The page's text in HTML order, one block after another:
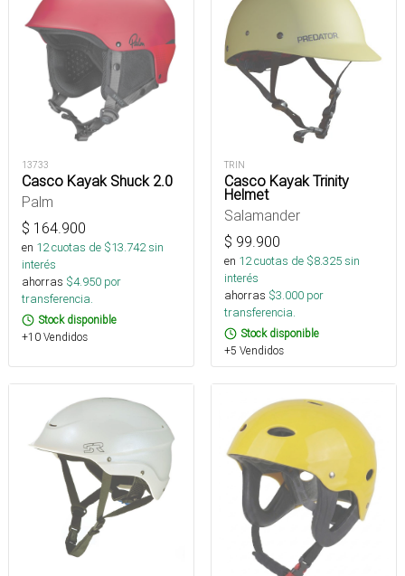
13733
Casco Kayak Shuck 2.0
Palm
$ 164.900
en 12cuotas de $13.742sin
interés
ahorras $4.950 por
transferencia.
Stock disponible
+10 Vendidos
TRIN
Casco Kayak Trinity
Helmet
Salamander
$ 99.900
en 12cuotas de $8.325sin
interés
ahorras $3.000 por
transferencia.
Stock disponible
+5 Vendidos